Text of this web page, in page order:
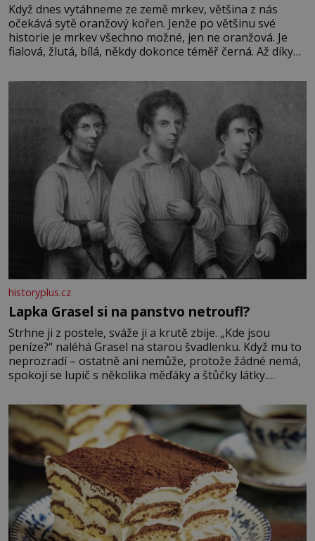
Když dnes vytáhneme ze země mrkev, většina z nás
očekává sytě oranžový kořen. Jenže po většinu své
historie je mrkev všechno možné, jen ne oranžová. Je
fialová, žlutá, bílá, někdy dokonce téměř černá. Až díky
bez které si českou zahradu ani nedokážeme představit.
historyplus.cz
Lapka Grasel si na panstvo netroufl?
Strhne ji z postele, sváže ji a krutě zbije. „Kde jsou
peníze?“ naléhá Grasel na starou švadlenku. Když mu to
neprozradí – ostatně ani nemůže, protože žádné nemá,
spokojí se lupič s několika měďáky a štůčky látky.
krutý. Jeho činy budí hrůzu ještě dlouho po jeho smrti